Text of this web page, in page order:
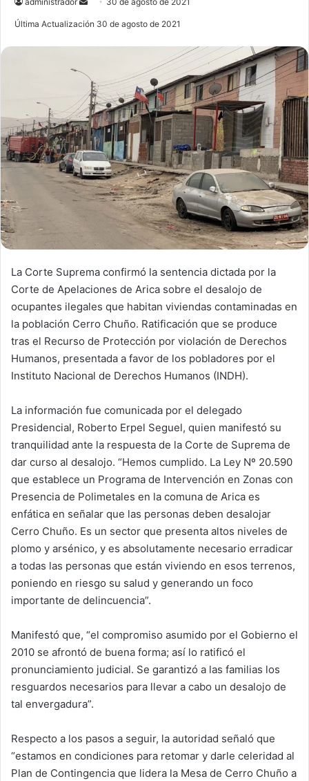
e
n
e
m
a
i
l
Última Actualización 30 de agosto de 2021
La Corte Suprema confirmó la sentencia dictada por la
Corte de Apelaciones de Arica sobre el desalojo de
ocupantes ilegales que habitan viviendas contaminadas en
la población Cerro Chuño. Ratificación que se produce
tras el Recurso de Protección por violación de Derechos
Humanos, presentada a favor de los pobladores por el
Instituto Nacional de Derechos Humanos (INDH).
La información fue comunicada por el delegado
Presidencial, Roberto Erpel Seguel, quien manifestó su
tranquilidad ante la respuesta de la Corte de Suprema de
dar curso al desalojo. “Hemos cumplido. La Ley Nº 20.590
que establece un Programa de Intervención en Zonas con
Presencia de Polimetales en la comuna de Arica es
enfática en señalar que las personas deben desalojar
Cerro Chuño. Es un sector que presenta altos niveles de
plomo y arsénico, y es absolutamente necesario erradicar
a todas las personas que están viviendo en esos terrenos,
poniendo en riesgo su salud y generando un foco
importante de delincuencia”.
Manifestó que, “el compromiso asumido por el Gobierno el
2010 se afrontó de buena forma; así lo ratificó el
pronunciamiento judicial. Se garantizó a las familias los
resguardos necesarios para llevar a cabo un desalojo de
tal envergadura”.
Respecto a los pasos a seguir, la autoridad señaló que
“estamos en condiciones para retomar y darle celeridad al
Plan de Contingencia que lidera la Mesa de Cerro Chuño a